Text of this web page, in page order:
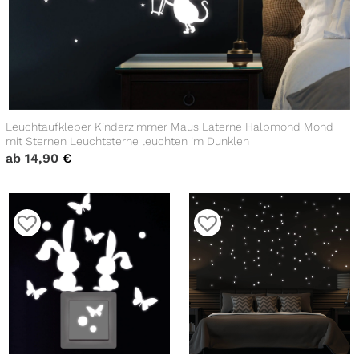
Leuchtaufkleber Kinderzimmer Maus Laterne Halbmond Mond
mit Sternen Leuchtsterne leuchten im Dunklen
ab 14,90 €